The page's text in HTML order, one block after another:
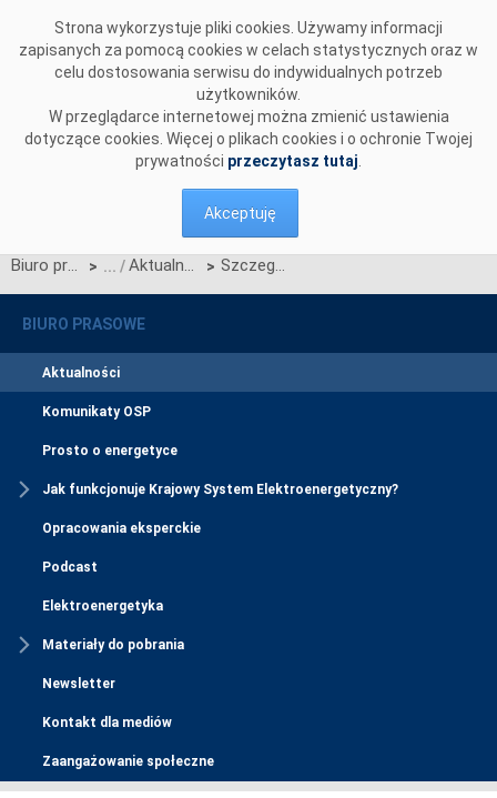
Strona wykorzystuje pliki cookies. Używamy informacji
zapisanych za pomocą cookies w celach statystycznych oraz w
celu dostosowania serwisu do indywidualnych potrzeb
użytkowników.
W przeglądarce internetowej można zmienić ustawienia
dotyczące cookies. Więcej o plikach cookies i o ochronie Twojej
prywatności przeczytasz tutaj
Akceptuję
Biuro prasowe > Aktualności > Szczegółowy harmonogram aukcji głównej na rok 2029
BIURO PRASOWE
Aktualności
Komunikaty OSP
Prosto o energetyce
Jak funkcjonuje Krajowy System Elektroenergetyczny?
Opracowania eksperckie
Podcast
Elektroenergetyka
Materiały do pobrania
Newsletter
Kontakt dla mediów
Zaangażowanie społeczne